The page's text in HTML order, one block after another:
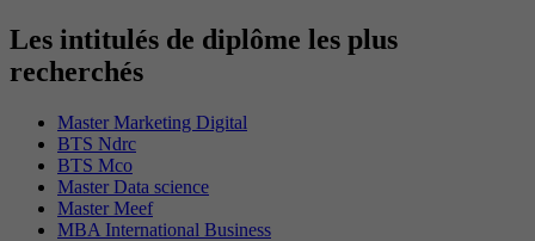
Les intitulés de diplôme les plus
recherchés
Master Marketing Digital
BTS Ndrc
BTS Mco
Master Data science
Master Meef
MBA International Business